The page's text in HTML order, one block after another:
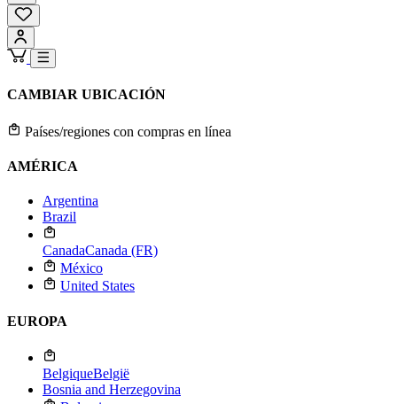
CAMBIAR UBICACIÓN
Países/regiones con compras en línea
AMÉRICA
Argentina
Brazil
CanadaCanada (FR)
México
United States
EUROPA
BelgiqueBelgië
Bosnia and Herzegovina